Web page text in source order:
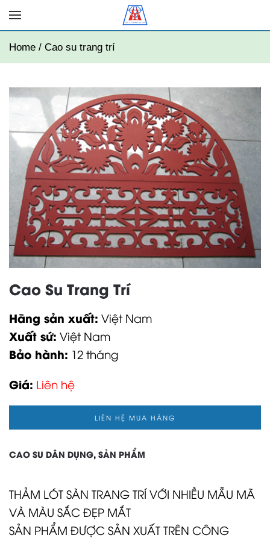
Home / Cao su trang trí
Cao Su Trang Trí
Hãng sản xuất: Việt Nam
Xuất sứ: Việt Nam
Bảo hành: 12 tháng
Giá: Liên hệ
LIÊN HỆ MUA HÀNG
CAO SU DÂN DỤNG,SẢN PHẨM
THẢM LÓT SÀN TRANG TRÍ VỚI NHIỀU MẪU MÃ
VÀ MÀU SẮC ĐẸP MẮT
SẢN PHẨM ĐƯỢC SẢN XUẤT TRÊN CÔNG